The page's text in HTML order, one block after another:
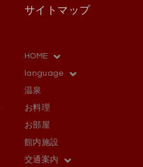
サイトマップ
HOME
language
温泉
お料理
お部屋
館内施設
交通案内